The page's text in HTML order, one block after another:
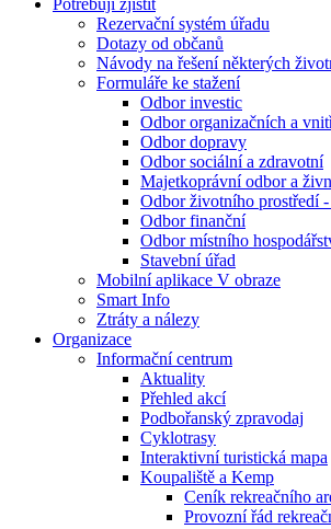
Potřebuji zjistit
Rezervační systém úřadu
Dotazy od občanů
Návody na řešení některých
Formuláře ke stažení
Odbor investic
Odbor organizačních a
Odbor dopravy
Odbor sociální a zdravotní
Majetkoprávní odbor a
Odbor životního prostředí
Odbor finanční
Odbor místního
Stavební úřad
Mobilní aplikace V obraze
Smart Info
Ztráty a nálezy
Organizace
Informační centrum
Aktuality
Přehled akcí
Podbořanský zpravodaj
Cyklotrasy
Interaktivní turistická mapa
Koupaliště a Kemp
Ceník rekreačního
Provozní řád